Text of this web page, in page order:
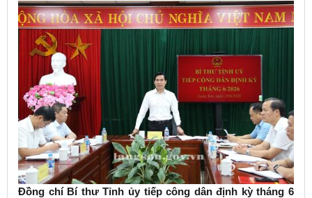
Đồng chí Bí thư Tỉnh ủy tiếp công dân định kỳ tháng 6